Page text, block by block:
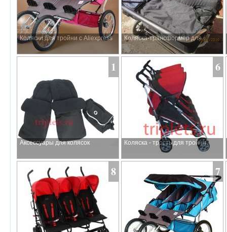
Коляски для тройни с Aliexpress
Коляска-трансформер для
тройни
1
Аксессуары для колясок
6
Коляска - трость для тройни
8 7